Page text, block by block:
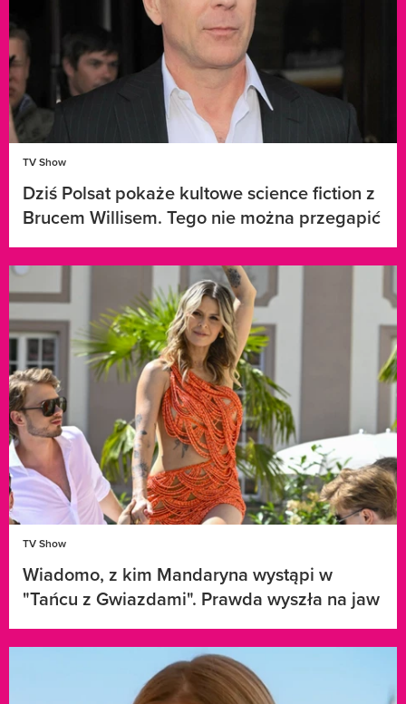
TV Show
Dziś Polsat pokaże kultowe science fiction z
Brucem Willisem. Tego nie można przegapić
TV Show
Wiadomo, z kim Mandaryna wystąpi w
"Tańcu z Gwiazdami". Prawda wyszła na jaw